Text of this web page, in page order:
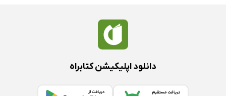
دانلود اپلیکیشن کتابراه